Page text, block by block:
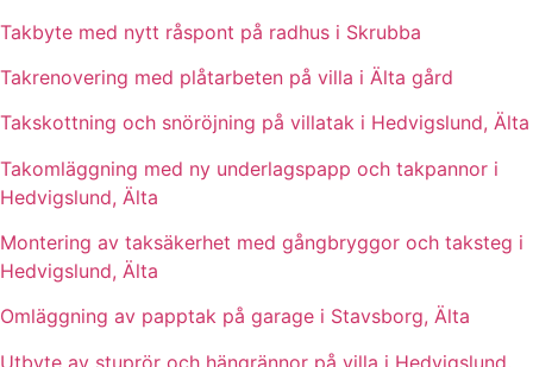
Takbyte med nytt råspont på radhus i Skrubba
Takrenovering med plåtarbeten på villa i Älta gård
Takskottning och snöröjning på villatak i Hedvigslund, Älta
Takomläggning med ny underlagspapp och takpannor i
Hedvigslund, Älta
Montering av taksäkerhet med gångbryggor och taksteg i
Hedvigslund, Älta
Omläggning av papptak på garage i Stavsborg, Älta
Utbyte av stuprör och hängrännor på villa i Hedvigslund,